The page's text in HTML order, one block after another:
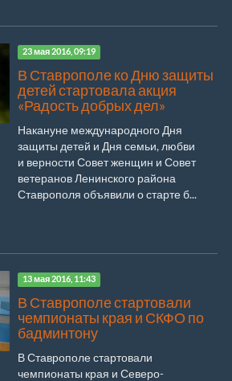
23 мая 2016, 09:19
В Ставрополе ко Дню защиты
детей стартовала акция
«Радость добрых дел»
Накануне международного Дня
защиты детей и Дня семьи, любви
и верности Совет женщин и Совет
ветеранов Ленинского района
Ставрополя объявили о старте б...
13 мая 2016, 11:43
В Ставрополе стартовали
чемпионаты края и СКФО по
бадминтону
В Ставрополе стартовали
чемпионаты края и Северо-